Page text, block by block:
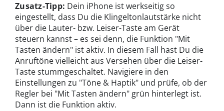
Zusatz-Tipp: Dein iPhone ist werkseitig so
eingestellt, dass Du die Klingeltonlautstärke nicht
über die Lauter- bzw. Leiser-Taste am Gerät
steuern kannst – es sei denn, die Funktion "Mit
Tasten ändern" ist aktiv. In diesem Fall hast Du die
Anruftöne vielleicht aus Versehen über die Leiser-
Taste stummgeschaltet. Navigiere in den
Einstellungen zu "Töne & Haptik" und prüfe, ob der
Regler bei "Mit Tasten ändern" grün hinterlegt ist.
Dann ist die Funktion aktiv.